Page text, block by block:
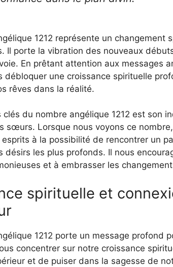
1212 représente un changement
Il porte la vibration des nouveaux
En prêtant attention aux messages
débloquer une croissance spirituelle
rêves dans la réalité.
clés du nombre angélique 1212 est son
sœurs. Lorsque nous voyons ce
à la possibilité de rencontrer un
désirs les plus profonds. Il nous
et à embrasser les
spirituelle et
1212 porte un message profond
concentrer sur notre croissance
et de puiser dans la sagesse de